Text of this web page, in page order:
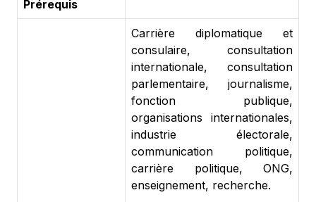
Prérequis
Carrière diplomatique et
consulaire, consultation
internationale, consultation
parlementaire, journalisme,
fonction publique,
organisations internationales,
industrie électorale,
communication politique,
carrière politique, ONG,
enseignement, recherche.